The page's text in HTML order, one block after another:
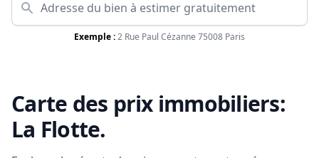
Exemple :2 Rue Paul Cézanne 75008 Paris
Carte des prix immobiliers:
La Flotte.